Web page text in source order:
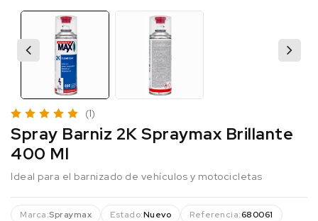
(1)
Spray Barniz 2K Spraymax Brillante
400 Ml
Ideal para el barnizado de vehículos y motocicletas
Marca:Spraymax Estado:Nuevo Referencia:680061